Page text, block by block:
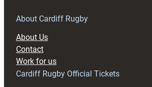
RAG
About Cardiff Rugby
About Us
Contact
Work for us
Cardiff Rugby Official Tickets